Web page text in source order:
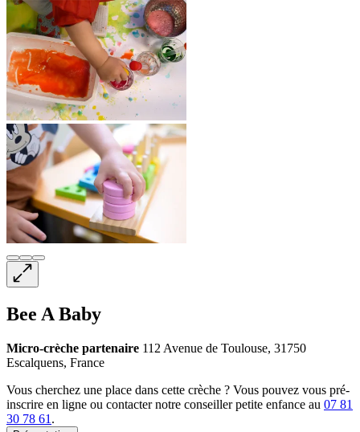
Bee A Baby
Micro-crèche partenaire 112 Avenue de Toulouse, 31750
Escalquens, France
Vous cherchez une place dans cette crèche ? Vous pouvez vous pré-
inscrire en ligne ou contacter notre conseiller petite enfance au 07 81
30 78 61 .